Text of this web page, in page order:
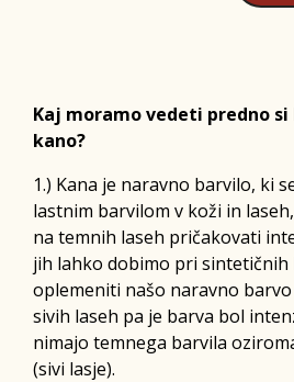
Kaj moramo vedeti predno si
kano?
1.) Kana je naravno barvilo, ki
lastnim barvilom v koži in
na temnih laseh pričakovati
jih lahko dobimo pri sintetičnih
oplemeniti našo naravno
sivih laseh pa je barva bol
nimajo temnega barvila
(sivi lasje).